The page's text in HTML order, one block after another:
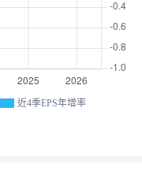
近4季EPS年增率